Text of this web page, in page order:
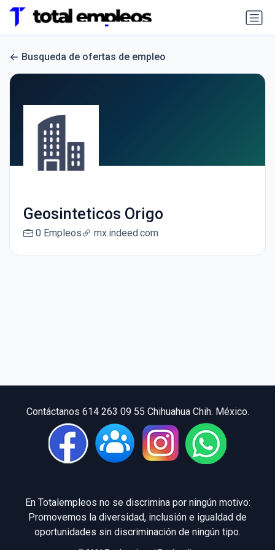
Busqueda de ofertas de empleo
Geosinteticos Origo
0 Empleos mx.indeed.com
Contáctanos 614 263 09 55 Chihuahua Chih. México.
En Totalempleos no se discrimina por ningún motivo:
Promovemos la diversidad, inclusión e igualdad de
oportunidades sin discriminación de ningún tipo.